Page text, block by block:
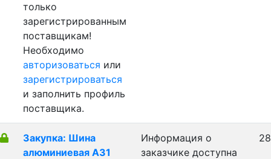
только
зарегистрированным
поставщикам!
Необходимо
авторизоваться или
зарегистрироваться
и заполнить профиль
поставщика.
Закупка: Шина
алюминиевая А31
Информация о
заказчике доступна